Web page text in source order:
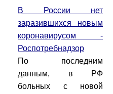
В России нет
заразившихся новым
коронавирусом -
Роспотребнадзор
По последним
данным, в РФ
больных с новой